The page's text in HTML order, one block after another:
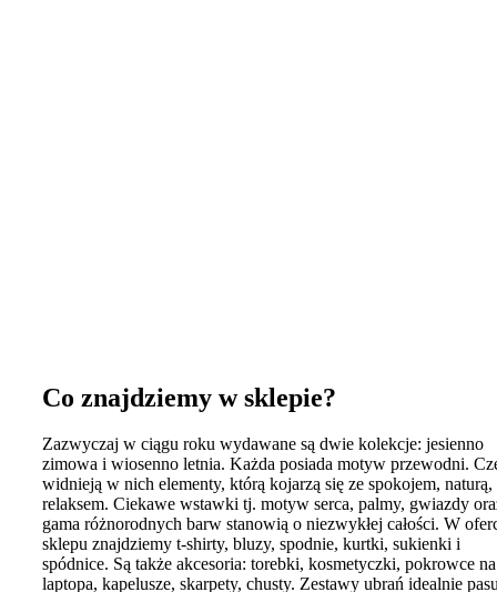
Co znajdziemy w sklepie?
Zazwyczaj w ciągu roku wydawane są dwie kolekcje: jesienno
zimowa i wiosenno letnia. Każda posiada motyw przewodni.
widnieją w nich elementy, którą kojarzą się ze spokojem, naturą,
relaksem. Ciekawe wstawki tj. motyw serca, palmy, gwiazdy
gama różnorodnych barw stanowią o niezwykłej całości. W
sklepu znajdziemy t-shirty, bluzy, spodnie, kurtki, sukienki i
spódnice. Są także akcesoria: torebki, kosmetyczki, pokrowce na
laptopa, kapelusze, skarpety, chusty. Zestawy ubrań idealnie